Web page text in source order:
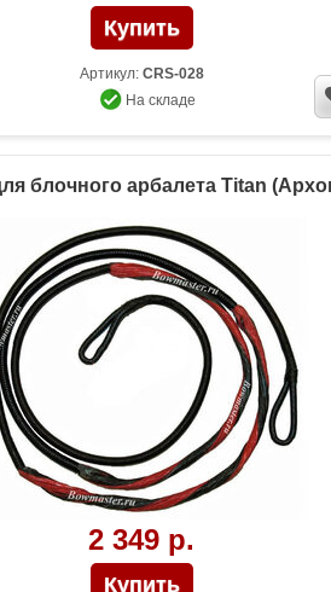
Артикул: CRS-028
На складе
блочного арбалета Titan
2 349 р.